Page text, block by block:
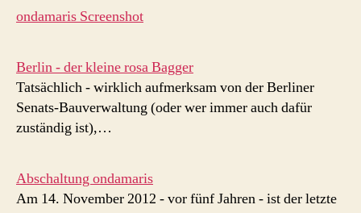
ondamaris Screenshot
Berlin - der kleine rosa Bagger
Tatsächlich - wirklich aufmerksam von der Berliner
Senats-Bauverwaltung (oder wer immer auch dafür
zuständig ist),…
Abschaltung ondamaris
Am 14. November 2012 - vor fünf Jahren - ist der letzte